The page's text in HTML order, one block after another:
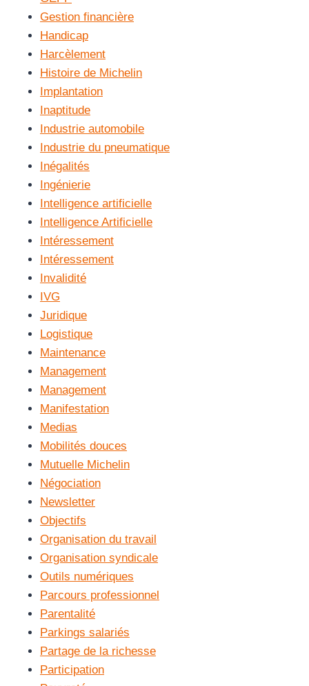
Gestion financière
Handicap
Harcèlement
Histoire de Michelin
Implantation
Inaptitude
Industrie automobile
Industrie du pneumatique
Inégalités
Ingénierie
Intelligence artificielle
Intelligence Artificielle
Intéressement
Intéressement
Invalidité
IVG
Juridique
Logistique
Maintenance
Management
Management
Manifestation
Medias
Mobilités douces
Mutuelle Michelin
Négociation
Newsletter
Objectifs
Organisation du travail
Organisation syndicale
Outils numériques
Parcours professionnel
Parentalité
Parkings salariés
Partage de la richesse
Participation